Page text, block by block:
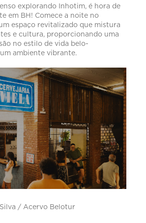
explorando Inhotim, é hora de
em BH! Comece a noite no
espaço revitalizado que mistura
e cultura, proporcionando uma
no estilo de vida belo-
ambiente vibrante.
/ Acervo Belotur